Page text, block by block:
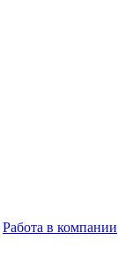
Работа в компании